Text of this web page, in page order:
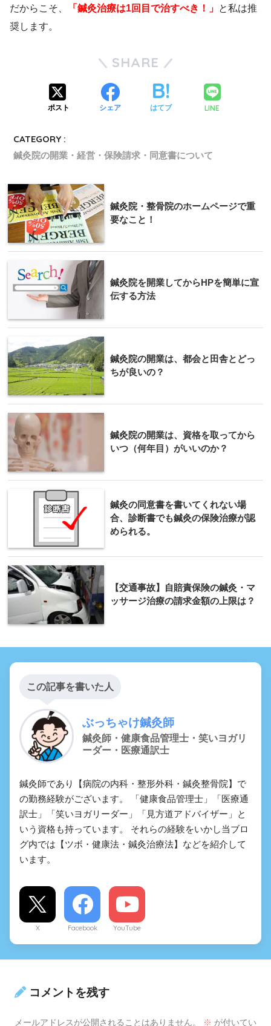
だからこそ、
「鍼灸治療は1回目で治すべき！」 と私は推
奨します。
SHARE
ポスト シェア はてブ LINE
CATEGORY :
鍼灸院の開業・経営・保険請求・同意書について
鍼灸院・整骨院のホームページで重
要なこと！
鍼灸院を開業してからHPを簡単に宣
伝する方法
鍼灸院の開業は、都会と田舎とどっ
ちが良いの？
鍼灸院の開業は、資格を取ってから
いつ（何年目）がいいのか？
鍼灸の同意書を書いてくれない場
合、診断書でも鍼灸の保険治療が認
められる。
【交通事故】自賠責保険の鍼灸・マ
ッサージ治療の請求金額の上限は？
この記事を書いた人
ぶっちゃけ鍼灸師
鍼灸師・健康食品管理士・笑いヨガリ
ーダー・医療通訳士
鍼灸師であり【病院の内科・整形外科・鍼灸整骨院】で
の勤務経験がございます。 「健康食品管理士」「医療通
訳士」「笑いヨガリーダー」「見方道アドバイザー」と
いう資格も持っています。 それらの経験をいかし当ブロ
グ内では【ツボ・健康法・鍼灸治療法】などを紹介して
います。
X Facebook YouTube
コメントを残す
メールアドレスが公開されることはありません。 ※ が付いてい